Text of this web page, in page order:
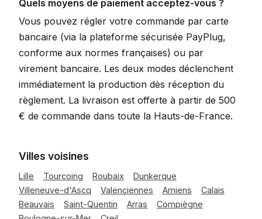
Quels moyens de paiement acceptez-vous ?
Vous pouvez régler votre commande par carte
bancaire (via la plateforme sécurisée PayPlug,
conforme aux normes françaises) ou par
virement bancaire. Les deux modes déclenchent
immédiatement la production dès réception du
règlement. La livraison est offerte à partir de 500
€ de commande dans toute la Hauts-de-France.
Villes voisines
Lille Tourcoing Roubaix
Dunkerque
Villeneuve-d'Ascq
Valenciennes Amiens
Calais
Beauvais
Saint-Quentin Arras
Compiègne